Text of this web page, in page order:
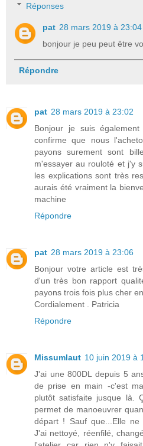
Réponses
pat 28 mars 2019 à 23:04
bonjour je peu peut être
Répondre
pat 28 mars 2019 à 23:02
Bonjour je suis
confirme que nous
payons surement sont
m'essayer au rouloté et j'y
les explications sont très
aurais été vraiment la
machine
Répondre
pat 28 mars 2019 à 23:06
Bonjour votre article est
d'un très bon rapport
payons trois fois plus cher
Cordialement . Patricia
Répondre
Missumlaut 10 juin 2019 à
J'ai une 800DL depuis 5
de prise en main -c'est
plutôt satisfaite jusque là.
permet de manoeuvrer
départ ! Sauf que...Elle ne
J'ai nettoyé, réenfilé,